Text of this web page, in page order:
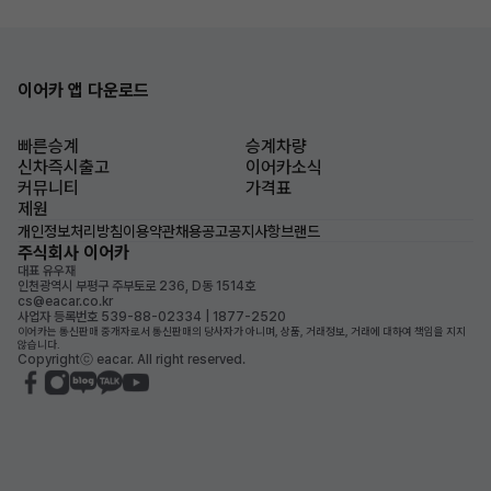
이어카 앱 다운로드
빠른승계
승계차량
신차즉시출고
이어카소식
커뮤니티
가격표
제원
개인정보처리방침이용약관채용공고공지사항브랜드
주식회사 이어카
대표 유우재
인천광역시 부평구 주부토로 236, D동 1514호
cs@eacar.co.kr
사업자 등록번호 539-88-02334 | 1877-2520
이어카는 통신판매 중개자로서 통신판매의 당사자가 아니며, 상품, 거래정보, 거래에 대하여 책임을 지지
않습니다.
Copyrightⓒ eacar. All right reserved.